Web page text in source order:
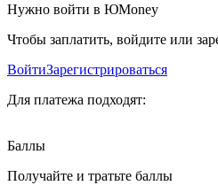
Нужно войти в ЮMoney
Чтобы заплатить, войдите или
ВойтиЗарегистрироваться
Для платежа подходят:
Баллы
Получайте и тратьте баллы